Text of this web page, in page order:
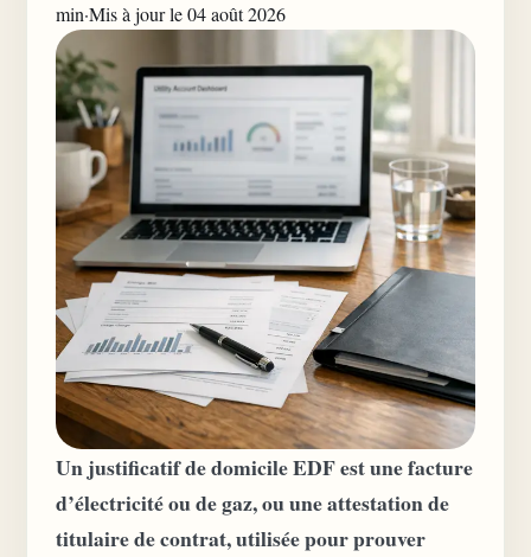
min·Mis à jour le 04 août 2026
Un justificatif de domicile EDF est une facture
d’électricité ou de gaz, ou une attestation de
titulaire de contrat, utilisée pour prouver